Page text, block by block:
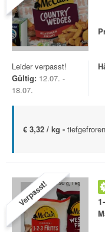
Leider verpasst!
Gültig: 12.07. -
18.07.
€ 3,32 / kg -
Verpasst!